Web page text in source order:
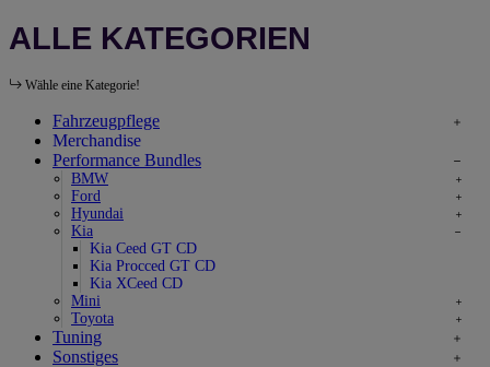
ALLE KATEGORIEN
Wähle eine Kategorie!
Fahrzeugpflege
Merchandise
Performance Bundles
BMW
Ford
Hyundai
Kia
Kia Ceed GT CD
Kia Procced GT CD
Kia XCeed CD
Mini
Toyota
Tuning
Sonstiges